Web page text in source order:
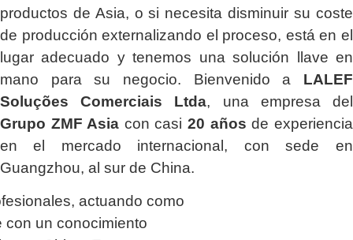
productos de Asia, o si necesita disminuir su coste
de producción externalizando el proceso, está en el
lugar adecuado y tenemos una solución llave en
mano para su negocio. Bienvenido a LALEF
Soluções Comerciais Ltda, una empresa del
Grupo ZMF Asia con casi20 años de experiencia
en el mercado internacional, con sede en
Guangzhou, al sur de China.
actuando como
con un conocimiento